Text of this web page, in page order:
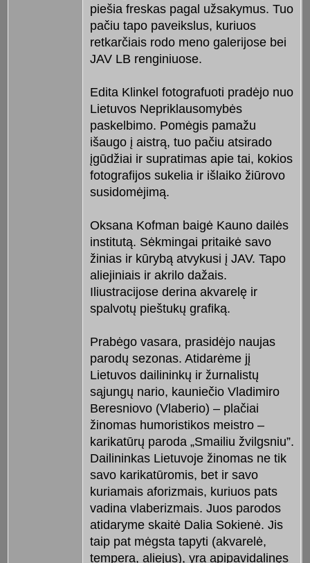
piešia freskas pagal užsakymus. Tuo
pačiu tapo paveikslus, kuriuos
retkarčiais rodo meno galerijose bei
JAV LB renginiuose.
Edita Klinkel fotografuoti pradėjo nuo
Lietuvos Nepriklausomybės
paskelbimo. Pomėgis pamažu
išaugo į aistrą, tuo pačiu atsirado
įgūdžiai ir supratimas apie tai, kokios
fotografijos sukelia ir išlaiko žiūrovo
susidomėjimą.
Oksana Kofman baigė Kauno dailės
institutą. Sėkmingai pritaikė savo
žinias ir kūrybą atvykusi į JAV. Tapo
aliejiniais ir akrilo dažais.
Iliustracijose derina akvarelę ir
spalvotų pieštukų grafiką.
Prabėgo vasara, prasidėjo naujas
parodų sezonas. Atidarėme jį
Lietuvos dailininkų ir žurnalistų
sąjungų nario, kauniečio Vladimiro
Beresniovo (Vlaberio) – plačiai
žinomas humoristikos meistro –
karikatūrų paroda „Smailiu žvilgsniu”.
Dailininkas Lietuvoje žinomas ne tik
savo karikatūromis, bet ir savo
kuriamais aforizmais, kuriuos pats
vadina vlaberizmais. Juos parodos
atidaryme skaitė Dalia Sokienė. Jis
taip pat mėgsta tapyti (akvarelė,
tempera, aliejus), yra apipavidalinęs